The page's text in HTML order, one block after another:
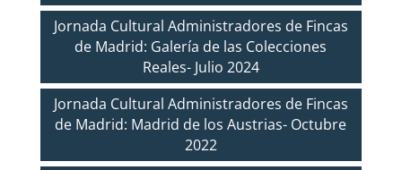
Jornada Cultural Administradores de Fincas
de Madrid: Galería de las Colecciones
Reales- Julio 2024
Jornada Cultural Administradores de Fincas
de Madrid: Madrid de los Austrias- Octubre
2022